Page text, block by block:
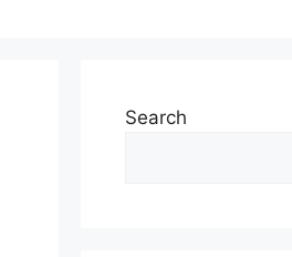
Search